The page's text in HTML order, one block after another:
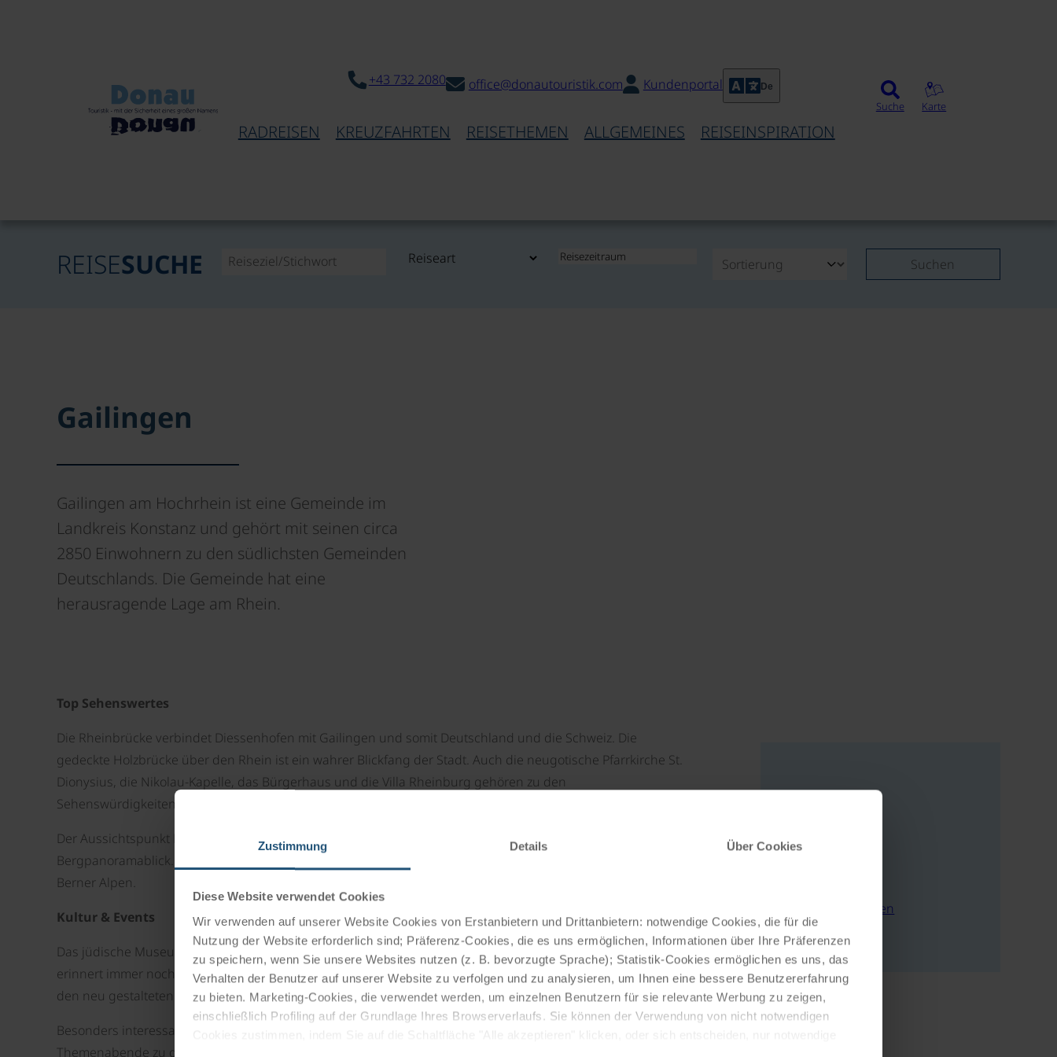
Zustimmung Details Über Cookies
Diese Website verwendet Cookies
Wir verwenden auf unserer Website Cookies von Erstanbietern und Drittanbietern: notwendige Cookies, die für die
Nutzung der Website erforderlich sind; Präferenz-Cookies, die es uns ermöglichen, Informationen über Ihre Präferenzen
zu speichern, wenn Sie unsere Websites nutzen (z. B. bevorzugte Sprache); Statistik-Cookies ermöglichen es uns, das
Verhalten der Benutzer auf unserer Website zu verfolgen und zu analysieren, um Ihnen eine bessere Benutzererfahrung
zu bieten. Marketing-Cookies, die verwendet werden, um einzelnen Benutzern für sie relevante Werbung zu zeigen,
einschließlich Profiling auf der Grundlage Ihres Browserverlaufs. Sie können der Verwendung von nicht notwendigen
+43 732 2080 office@donautouristik.com Kundenportal De
RADREISEN KREUZFAHRTEN REISETHEMEN ALLGEMEINES REISEINSPIRATION
Suche Karte
REISESUCHE Suchen
Gailingen
Gailingen am Hochrhein ist eine Gemeinde im
Landkreis Konstanz und gehört mit seinen circa
2850 Einwohnern zu den südlichsten Gemeinden
Deutschlands. Die Gemeinde hat eine
herausragende Lage am Rhein.
Top Sehenswertes
Die Rheinbrücke verbindet Diessenhofen mit Gailingen und somit Deutschland und die Schweiz. Die
gedeckte Holzbrücke über den Rhein ist ein wahrer Blickfang der Stadt. Auch die neugotische Pfarrkirche St.
Dionysius, die Nikolau-Kapelle, das Bürgerhaus und die Villa Rheinburg gehören zu den
Sehenswürdigkeiten Gailingens.
Der Aussichtspunkt Bürglischloss befindet sich hoch über dem Dorf und bietet einen wunderschönen
Bergpanoramablick. An klaren und sonnigen Sommertagen reicht das Panorama von Vorarlberg bis zu den
Berner Alpen.
Kultur & Events
Das jüdische Museum ist das Zentrum der jüdischen Geschichte Gailingens und von großer Bedeutung. Es
erinnert immer noch an die einst große jüdische Gemeinde in Gailingen. Ergänzt wird das Museum durch
den neu gestalteten Leopold-Guggenheim-Saal und dem erhalten gebliebenen Ritualbad.
Besonders interessant ist das Philosophische Café Philo. Jeden zweiten Freitag im Monat werden hier
Themenabende zu den diversesten Thematiken veranstaltet. Alle Gäste können sich aktiv einbringen und
Hauptstraße 7
E-Mail schreiben
Zur Webseite